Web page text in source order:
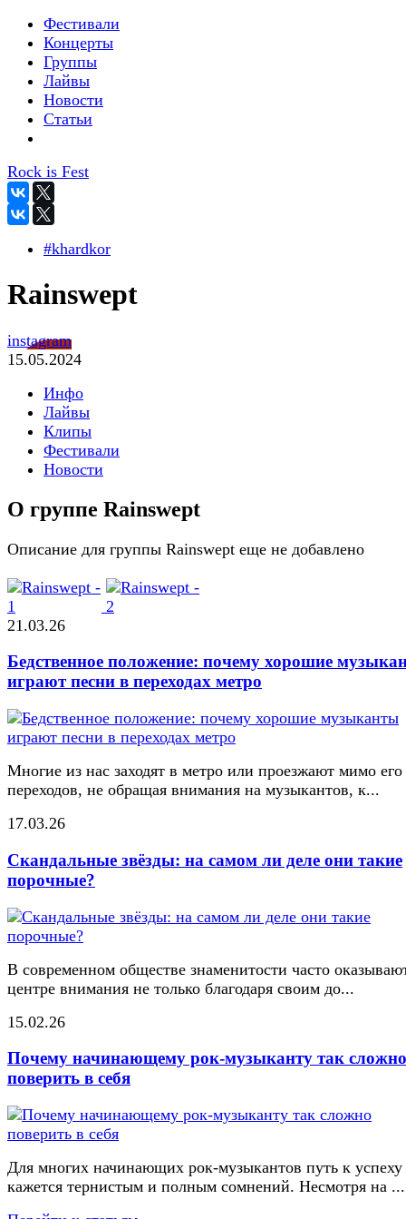
Фестивали
Концерты
Группы
Лайвы
Новости
Статьи
Rock is Fest
#khardkor
Rainswept
instagram
15.05.2024
Инфо
Лайвы
Клипы
Фестивали
Новости
О группе Rainswept
Описание для группы Rainswept еще не добавлено
21.03.26
Бедственное положение: почему хорошие
играют песни в переходах метро
Многие из нас заходят в метро или проезжают мимо его
переходов, не обращая внимания на музыкантов, к...
17.03.26
Скандальные звёзды: на самом ли деле они такие
порочные?
В современном обществе знаменитости часто
центре внимания не только благодаря своим до...
15.02.26
Почему начинающему рок-музыканту так сложно
поверить в себя
Для многих начинающих рок-музыкантов путь к успеху
кажется тернистым и полным сомнений. Несмотря на ...